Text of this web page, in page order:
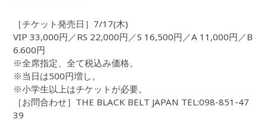
［チケット発売日］7/17(木)
VIP 33,000円／RS 22,000円／S 16,500円／A 11,000円／B
6.600円
※全席指定、全て税込み価格。
※当日は500円増し。
※小学生以上はチケットが必要。
［お問合わせ］THE BLACK BELT JAPAN TEL:098-851-47
39